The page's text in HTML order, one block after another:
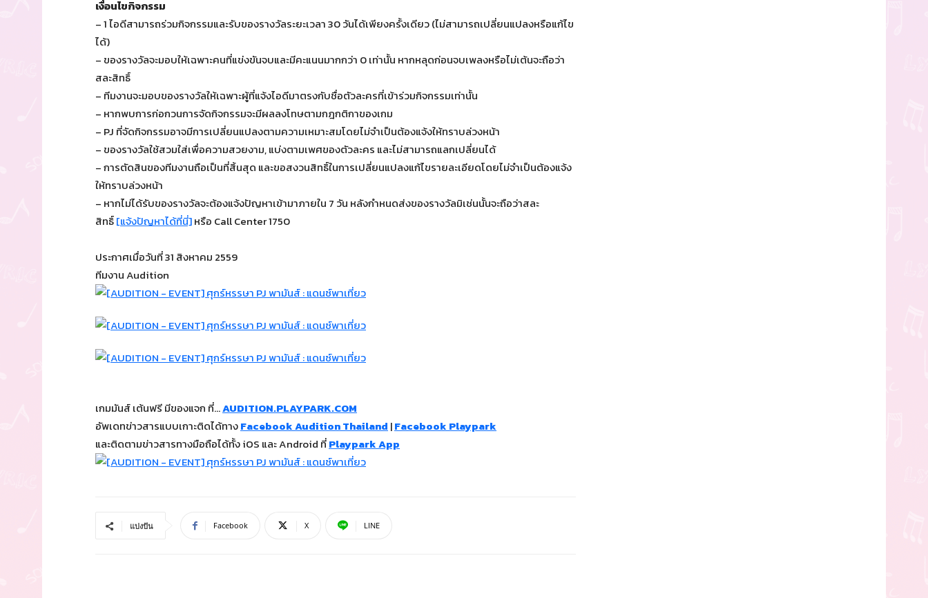
เงื่อนไขกิจกรรม
– 1 ไอดีสามารถร่วมกิจกรรมและรับของรางวัลระยะเวลา 30 วันได้เพียงครั้งเดียว (ไม่สามารถเปลี่ยนแปลงหรือแก้ไข
ได้)
– ของรางวัลจะมอบให้เฉพาะคนที่แข่งขันจบและมีคะแนนมากกว่า 0 เท่านั้น หากหลุดก่อนจบเพลงหรือไม่เต้นจะถือว่า
สละสิทธิ์
– ทีมงานจะมอบของรางวัลให้เฉพาะผู้ที่แจ้งไอดีมาตรงกับชื่อตัวละครที่เข้าร่วมกิจกรรมเท่านั้น
– หากพบการก่อกวนการจัดกิจกรรมจะมีผลลงโทษตามกฎกติกาของเกม
– PJ ที่จัดกิจกรรมอาจมีการเปลี่ยนแปลงตามความเหมาะสมโดยไม่จำเป็นต้องแจ้งให้ทราบล่วงหน้า
– ของรางวัลใช้สวมใส่เพื่อความสวยงาม, แบ่งตามเพศของตัวละคร และไม่สามารถแลกเปลี่ยนได้
– การตัดสินของทีมงานถือเป็นที่สิ้นสุด และขอสงวนสิทธิ์ในการเปลี่ยนแปลงแก้ไขรายละเอียดโดยไม่จำเป็นต้องแจ้ง
ให้ทราบล่วงหน้า
– หากไม่ได้รับของรางวัลจะต้องแจ้งปัญหาเข้ามาภายใน 7 วัน หลังกำหนดส่งของรางวัลมิเช่นนั้นจะถือว่าสละ
สิทธิ์[แจ้งปัญหาได้ที่นี่]หรือ Call Center 1750
ประกาศเมื่อวันที่ 31 สิงหาคม 2559
ทีมงาน Audition
เกมมันส์ เต้นฟรี มีของแจก ที่…AUDITION.PLAYPARK.COM
อัพเดทข่าวสารแบบเกาะติดได้ทางFacebook Audition Thailand |Facebook Playpark
และติดตามข่าวสารทางมือถือได้ทั้ง iOS และ Android ที่Playpark App
แบ่งปัน Facebook X LINE